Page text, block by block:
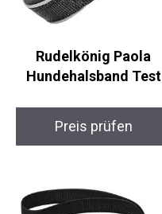
Rudelkönig Paola
Hundehalsband Test
Preis prüfen